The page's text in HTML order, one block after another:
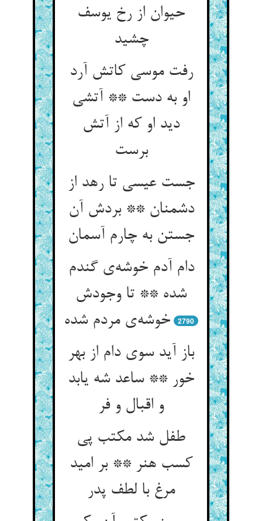
حیوان از رخ یوسف
چشید
رفت موسی کاتش آرد
او به دست ** آتشی
دید او که از آتش
برست‌‌
جست عیسی تا رهد از
دشمنان ** بردش آن
دام آدم خوشه‌‌ی گندم
شده ** تا وجودش
2790
باز آید سوی دام از بهر
خور ** ساعد شه یابد
و اقبال و فر
طفل شد مکتب پی
کسب هنر ** بر امید
مرغ با لطف پدر